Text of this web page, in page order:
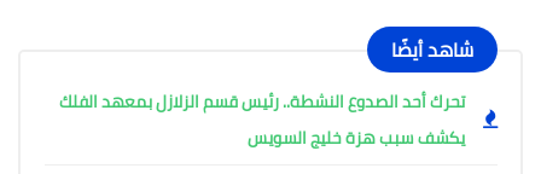
شاهد أيضًا
تحرك أحد الصدوع النشطة.. رئيس قسم الزلازل بمعهد الفلك
يكشف سبب هزة خليج السويس